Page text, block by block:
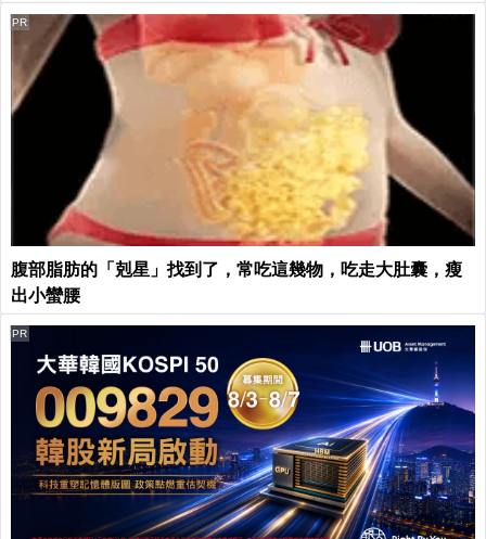
腹部脂肪的「剋星」找到了，常吃這幾物，吃走大肚囊，瘦
出小蠻腰
PR
PR